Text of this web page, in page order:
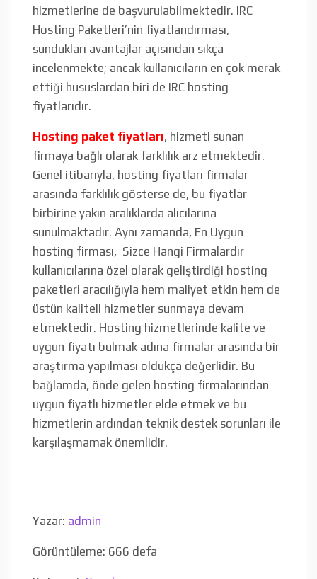
hizmetlerine de başvurulabilmektedir. IRC
Hosting Paketleri’nin fiyatlandırması,
sundukları avantajlar açısından sıkça
incelenmekte; ancak kullanıcıların en çok merak
ettiği hususlardan biri de IRC hosting
fiyatlarıdır.
Hosting paket fiyatları, hizmeti sunan
firmaya bağlı olarak farklılık arz etmektedir.
Genel itibarıyla, hosting fiyatları firmalar
arasında farklılık gösterse de, bu fiyatlar
birbirine yakın aralıklarda alıcılarına
sunulmaktadır. Aynı zamanda, En Uygun
hosting firması, Sizce Hangi Firmalardır
kullanıcılarına özel olarak geliştirdiği hosting
paketleri aracılığıyla hem maliyet etkin hem de
üstün kaliteli hizmetler sunmaya devam
etmektedir. Hosting hizmetlerinde kalite ve
uygun fiyatı bulmak adına firmalar arasında bir
araştırma yapılması oldukça değerlidir. Bu
bağlamda, önde gelen hosting firmalarından
uygun fiyatlı hizmetler elde etmek ve bu
hizmetlerin ardından teknik destek sorunları ile
karşılaşmamak önemlidir.
Yazar: admin
Görüntüleme: 666 defa